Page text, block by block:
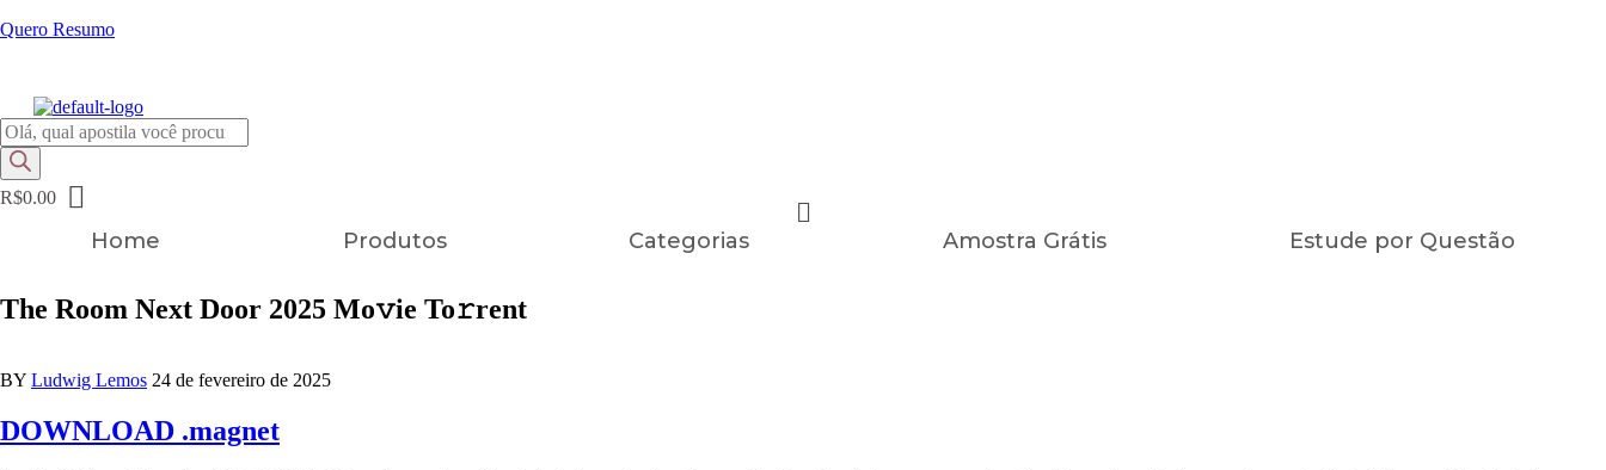
Quero Resumo
Pesquisar
produtos
R$0.00
Home Produtos Categorias Amostra Grátis Estude por Questão
The Room Next Door 2025 Mo𝚟ie To𝚛rent
BY Ludwig Lemos 24 de fevereiro de 2025
DOWNLOAD .magnet